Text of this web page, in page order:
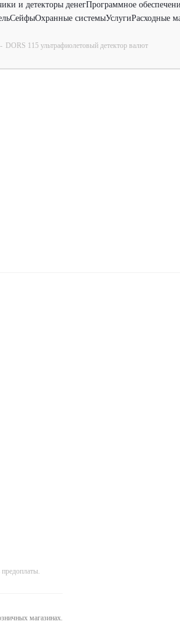
и детекторы денегПрограммное
СейфыОхранные системыУслугиРасходные
- DORS 115 ультрафиолетовый детектор валют
магазинах.